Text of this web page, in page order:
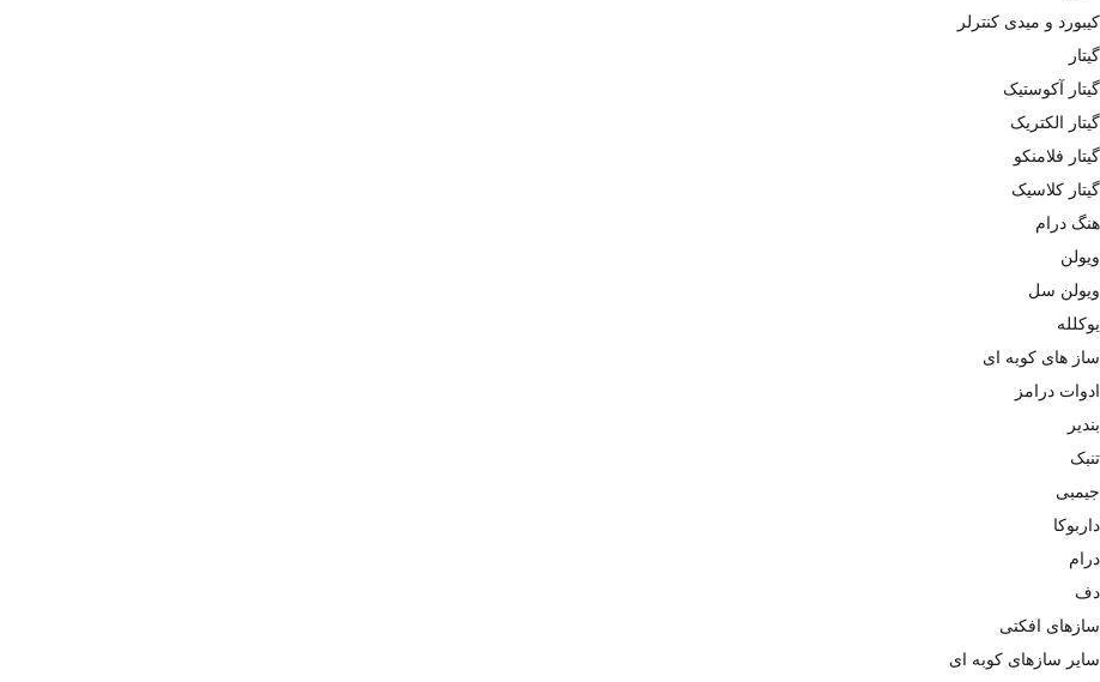
کیبورد و میدی کنترلر
گیتار
گیتار آکوستیک
گیتار الکتریک
گیتار فلامنکو
گیتار کلاسیک
هنگ درام
ویولن
ویولن سل
یوکلله
ساز های کوبه ای
ادوات درامز
بندیر
تنبک
جیمبی
داربوکا
درام
دف
سازهای افکتی
سایر سازهای کوبه ای